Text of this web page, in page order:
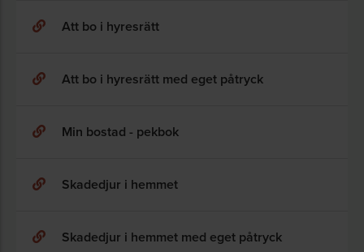
Att bo i hyresrätt
Att bo i hyresrätt med eget påtryck
Min bostad - pekbok
Skadedjur i hemmet
Skadedjur i hemmet med eget påtryck